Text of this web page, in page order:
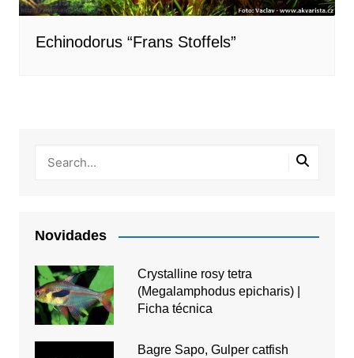
Echinodorus “Frans Stoffels”
Novidades
Crystalline rosy tetra
(Megalamphodus epicharis) |
Ficha técnica
Bagre Sapo, Gulper catfish